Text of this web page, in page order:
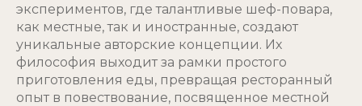
экспериментов, где талантливые шеф-повара,
как местные, так и иностранные, создают
уникальные авторские концепции. Их
философия выходит за рамки простого
приготовления еды, превращая ресторанный
опыт в повествование, посвященное местной